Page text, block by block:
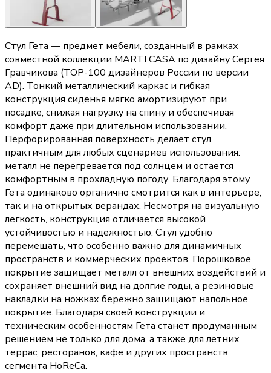
Стул Гета — предмет мебели, созданный в рамках
совместной коллекции MARTI CASA по дизайну Сергея
Гравчикова (TOP-100 дизайнеров России по версии
AD). Тонкий металлический каркас и гибкая
конструкция сиденья мягко амортизируют при
посадке, снижая нагрузку на спину и обеспечивая
комфорт даже при длительном использовании.
Перфорированная поверхность делает стул
практичным для любых сценариев использования:
металл не перегревается под солнцем и остается
комфортным в прохладную погоду. Благодаря этому
Гета одинаково органично смотрится как в интерьере,
так и на открытых верандах. Несмотря на визуальную
легкость, конструкция отличается высокой
устойчивостью и надежностью. Стул удобно
перемещать, что особенно важно для динамичных
пространств и коммерческих проектов. Порошковое
покрытие защищает металл от внешних воздействий и
сохраняет внешний вид на долгие годы, а резиновые
накладки на ножках бережно защищают напольное
покрытие. Благодаря своей конструкции и
техническим особенностям Гета станет продуманным
решением не только для дома, а также для летних
террас, ресторанов, кафе и других пространств
сегмента HoReCa.